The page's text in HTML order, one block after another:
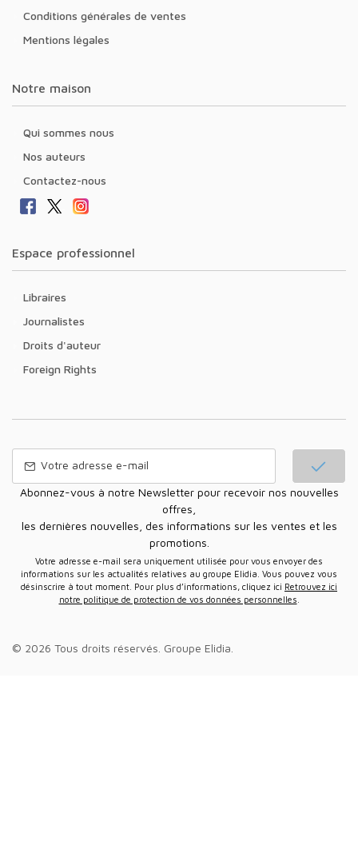
Conditions générales de ventes
Mentions légales
Notre maison
Qui sommes nous
Nos auteurs
Contactez-nous
Espace professionnel
Libraires
Journalistes
Droits d'auteur
Foreign Rights
Abonnez-vous à notre Newsletter pour recevoir nos nouvelles
offres,
les dernières nouvelles, des informations sur les ventes et les
promotions.
Votre adresse e-mail sera uniquement utilisée pour vous envoyer des
informations sur les actualités relatives au groupe Elidia. Vous pouvez vous
désinscrire à tout moment. Pour plus d’informations, cliquez ici Retrouvez ici
notre politique de protection de vos données personnelles
© 2026 Tous droits réservés. Groupe Elidia